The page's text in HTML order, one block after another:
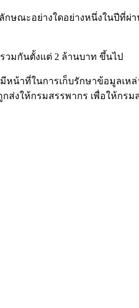
ษณะอย่างใดอย่างหนึ่งในปีที่ผ่า
วมกันตั้งแต่ 2 ล้านบาท ขึ้นไป
ที่ในการเก็บรักษาข้อมูลเหล่
ให้กรมสรรพากร เพื่อให้กร